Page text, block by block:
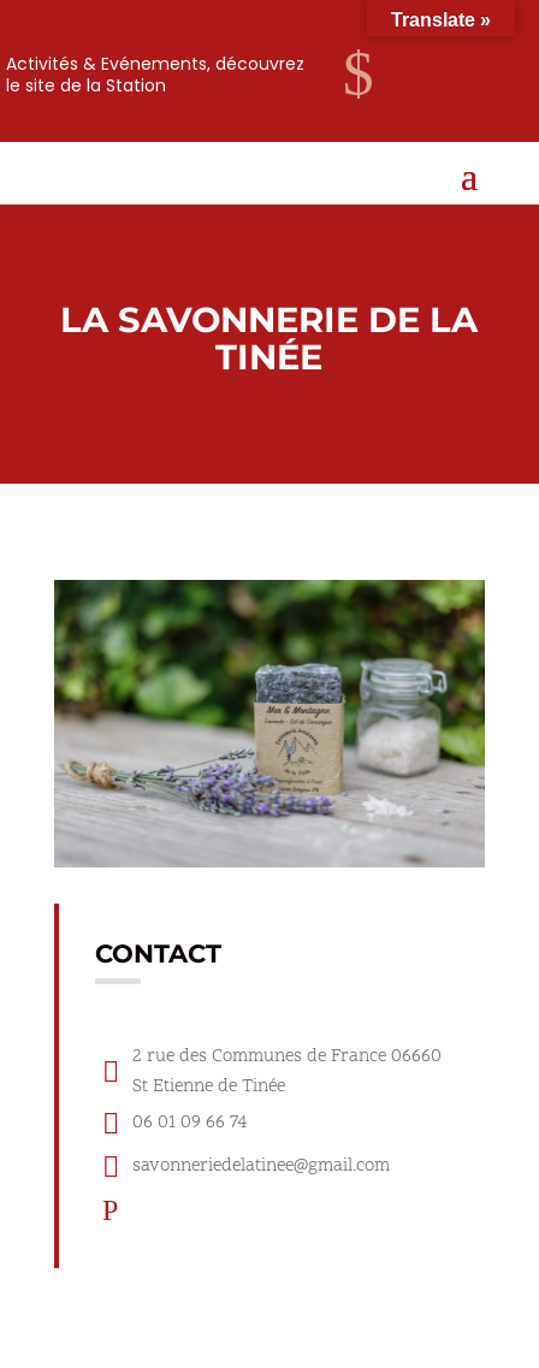
$
Activités & Evénements, découvrez
le site de la Station
LA SAVONNERIE DE LA
TINÉE
CONTACT
 2 rue des Communes de France 06660
St Etienne de Tinée
 06 01 09 66 74
 savonneriedelatinee@gmail.com
P
Translate »